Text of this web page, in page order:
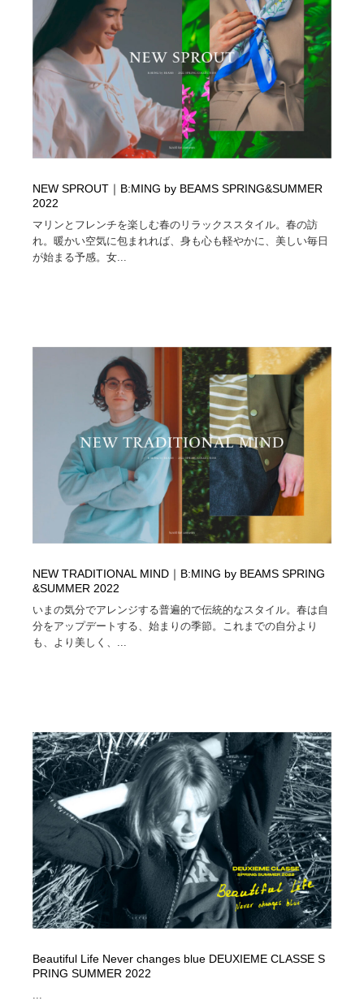
NEW SPROUT｜B:MING by BEAMS SPRING&SUMMER
2022
マリンとフレンチを楽しむ春のリラックススタイル。春の訪
れ。暖かい空気に包まれれば、身も心も軽やかに、美しい毎日
が始まる予感。女...
NEW TRADITIONAL MIND｜B:MING by BEAMS SPRING
&SUMMER 2022
いまの気分でアレンジする普遍的で伝統的なスタイル。春は自
分をアップデートする、始まりの季節。これまでの自分より
も、より美しく、...
Beautiful Life Never changes blue DEUXIEME CLASSE S
PRING SUMMER 2022